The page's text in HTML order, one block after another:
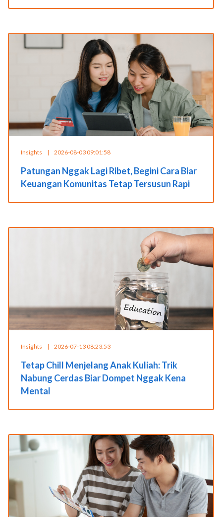
Insights | 2026-08-03 09:01:58
Patungan Nggak Lagi Ribet, Begini Cara Biar
Keuangan Komunitas Tetap Tersusun Rapi
Insights | 2026-07-13 08:23:53
Tetap Chill Menjelang Anak Kuliah: Trik
Nabung Cerdas Biar Dompet Nggak Kena
Mental